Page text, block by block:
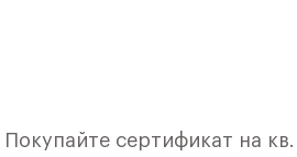
сертификат на